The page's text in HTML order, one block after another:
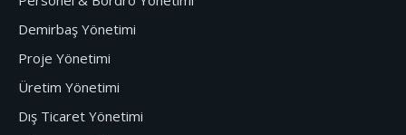
Demirbaş Yönetimi
Proje Yönetimi
Üretim Yönetimi
Dış Ticaret Yönetimi